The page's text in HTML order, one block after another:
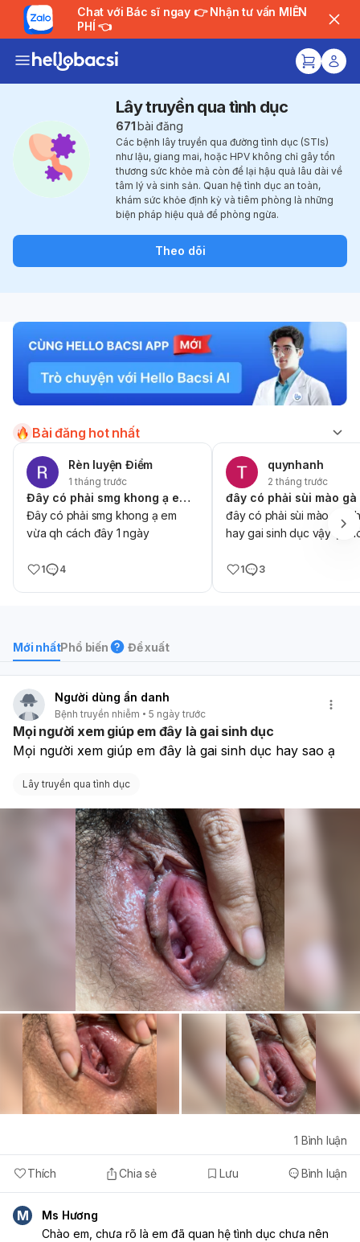
Chat với Bác sĩ ngay 👉 Nhận tư vấn MIỄN
PHÍ 👈
Lây truyền qua tình dục
671bài đăng
Các bệnh lây truyền qua đường tình dục (STIs)
như lậu, giang mai, hoặc HPV không chỉ gây tổn
thương sức khỏe mà còn để lại hậu quả lâu dài về
tâm lý và sinh sản. Quan hệ tình dục an toàn,
khám sức khỏe định kỳ và tiêm phòng là những
biện pháp hiệu quả để phòng ngừa.
Theo dõi
Bài đăng hot nhất
Rèn luyện Điểm
1 tháng trước
Đây có phải smg khong ạ em vừa qh cách đây 1 ngày
Đây có phải smg khong ạ em
vừa qh cách đây 1 ngày
1 4
quynhanh
2 tháng trước
đây có phải sùi mào gà
hay gai sinh dục vậy ạ e
1 3
Mới nhấtPhổ biến Đề xuất
Người dùng ẩn danh
Bệnh truyền nhiễm 5 ngày trước
Mọi người xem giúp em đây là gai sinh dục
Mọi người xem giúp em đây là gai sinh dục hay sao ạ
Lây truyền qua tình dục
Thích Chia sẻ Lưu Bình luận
1 Bình luận
M
Ms Hương
Chào em, chưa rõ là em đã quan hệ tình dục chưa nên